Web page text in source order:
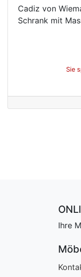
Cadiz von
Schrank mit
Sie
Ihre